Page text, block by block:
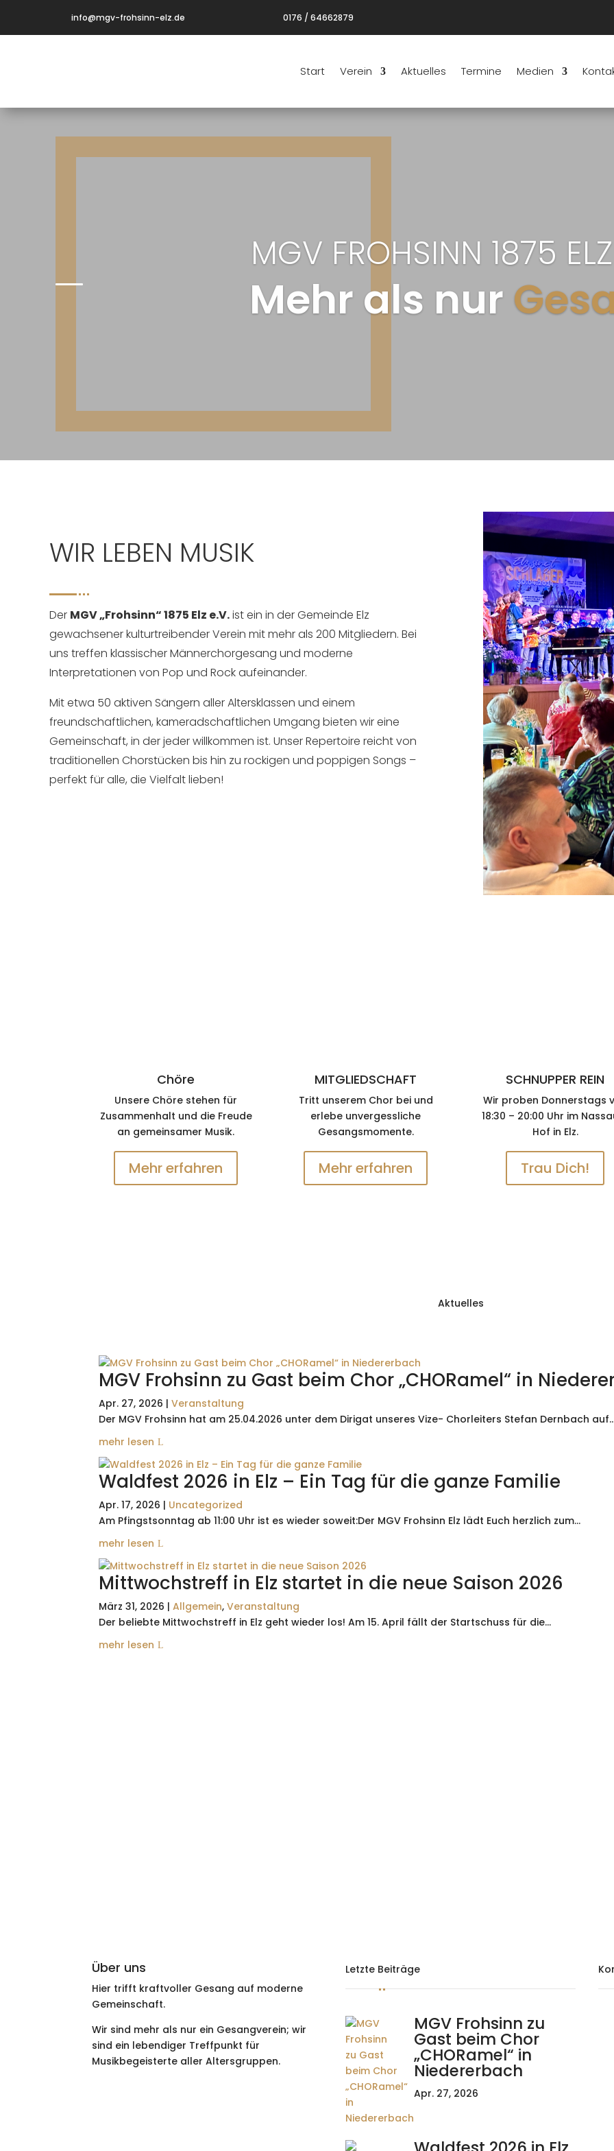
info@mgv-frohsinn-elz.de 0176 / 64662879
Start Verein Aktuelles Termine Medien
MGV FROHSINN 1875
Mehr als nur
WIR LEBEN MUSIK
Der MGV „Frohsinn“ 1875 Elz e.V.ist ein in der Gemeinde Elz
gewachsener kulturtreibender Verein mit mehr als 200 Mitgliedern. Bei
uns treffen klassischer Männerchorgesang und moderne
Interpretationen von Pop und Rock aufeinander.
Mit etwa 50 aktiven Sängern aller Altersklassen und einem
freundschaftlichen, kameradschaftlichen Umgang bieten wir eine
Gemeinschaft, in der jeder willkommen ist. Unser Repertoire reicht von
traditionellen Chorstücken bis hin zu rockigen und poppigen Songs –
perfekt für alle, die Vielfalt lieben!
Chöre
Unsere Chöre stehen für
Zusammenhalt und die Freude
an gemeinsamer Musik.
Mehr erfahren
MITGLIEDSCHAFT
Tritt unserem Chor bei und
erlebe unvergessliche
Gesangsmomente.
Mehr erfahren
SCHNUPPER REIN
Wir proben Donnerstags
18:30 – 20:00 Uhr im
Hof in Elz.
Trau Dich!
Aktuelles
MGV Frohsinn zu Gast beim Chor „CHORamel“ in
Apr. 27, 2026 |Veranstaltung
Der MGV Frohsinn hat am 25.04.2026 unter dem Dirigat unseres Vize- Chorleiters Stefan Dernbach
mehr lesen
Waldfest 2026 in Elz – Ein Tag für die ganze Familie
Apr. 17, 2026 | Uncategorized
Am Pfingstsonntag ab 11:00 Uhr ist es wieder soweit:Der MGV Frohsinn Elz lädt Euch herzlich zum...
mehr lesen
Mittwochstreff in Elz startet in die neue Saison 2026
März 31, 2026 |Allgemein,Veranstaltung
Der beliebte Mittwochstreff in Elz geht wieder los! Am 15. April fällt der Startschuss für die...
mehr lesen
Über uns
Hier trifft kraftvoller Gesang auf moderne
Gemeinschaft.
Wir sind mehr als nur ein Gesangverein; wir
sind ein lebendiger Treffpunkt für
Musikbegeisterte aller Altersgruppen.
Letzte Beiträge
MGV Frohsinn zu
Gast beim Chor
„CHORamel“ in
Niedererbach
Apr. 27, 2026